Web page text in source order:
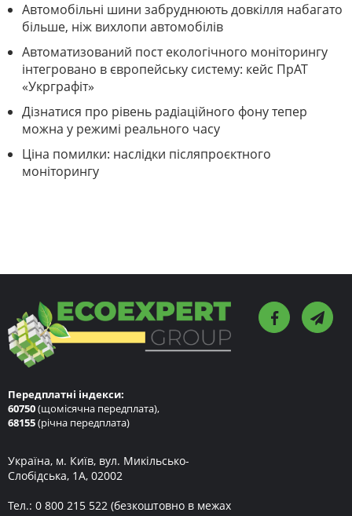
Автомобільні шини забруднюють довкілля набагато
більше, ніж вихлопи автомобілів
Автоматизований пост екологічного моніторингу
інтегровано в європейську систему: кейс ПрАТ
«Укрграфіт»
Дізнатися про рівень радіаційного фону тепер
можна у режимі реального часу
Ціна помилки: наслідки післяпроєктного
моніторингу
Передплатні індекси:
60750(щомісячна передплата),
68155(річна передплата)
Україна, м. Київ, вул. Микільсько-
Слобідська, 1А, 02002
Тел.: 0 800 215 522 (безкоштовно в межах